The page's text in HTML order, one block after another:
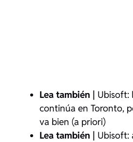
Lea también | Ubisoft:
continúa en Toronto,
va bien (a priori)
Lea también | Ubisoft: